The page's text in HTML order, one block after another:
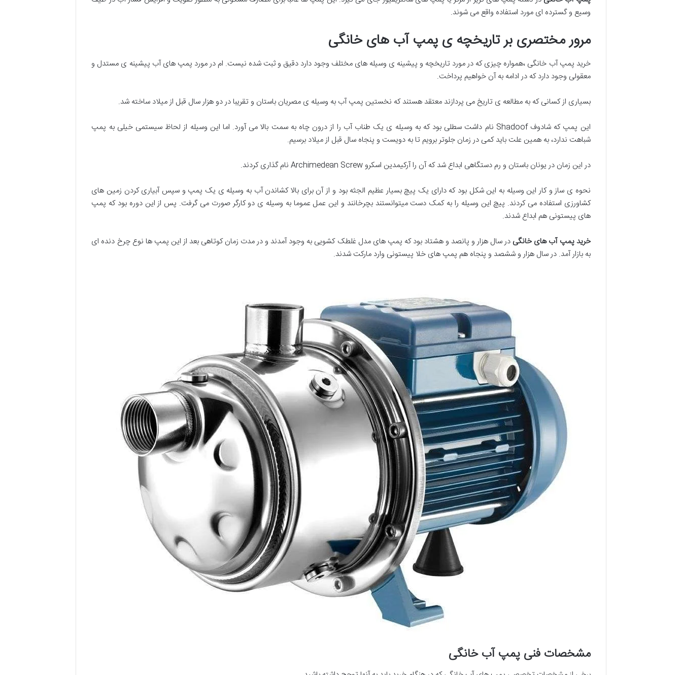
وسیع و گسترده ای مورد استفاده واقع می شوند.
مرور مختصری بر تاریخچه ی پمپ آب های خانگی
خرید پمپ آب خانگی ،همواره چیزی که در مورد تاریخچه و پیشینه ی وسیله های مختلف وجود دارد دقیق و ثبت شده نیست. ام در مورد پمپ های آب پیشینه ی مستدل و
معقولی وجود دارد که در ادامه به آن خواهیم پرداخت.
بسیاری از کسانی که به مطالعه ی تاریخ می پردازند معتقد هستند که نخستین پمپ آب به وسیله ی مصریان باستان و تقریبا در دو هزار سال قبل از میلاد ساخته شد.
این پمپ که شادوف Shadoof نام داشت سطلی بود که به وسیله ی یک طناب آب را از درون چاه به سمت بالا می آورد. اما این وسیله از لحاظ سیستمی خیلی به پمپ
شباهت ندارد، به همین علت باید کمی در زمان جلوتر برویم تا به دویست و پنجاه سال قبل از میلاد برسیم.
در این زمان در یونان باستان و رم دستگاهی ابداع شد که آن را آرکیمدین اسکرو Archimedean Screw نام گذاری کردند.
نحوه ی ساز و کار این وسیله به این شکل بود که دارای یک پیچ بسیار عظیم الجثه بود و از آن برای بالا کشاندن آب به وسیله ی یک پمپ و سپس آبیاری کردن زمین های
کشاورزی استفاده می کردند. پیچ این وسیله را به کمک دست میتوانستند بچرخانند و این عمل عموما به وسیله ی دو کارگر صورت می گرفت. پس از این دوره بود که پمپ
های پیستونی هم ابداع شدند.
خرید پمپ آب های خانگی در سال هزار و پانصد و هشتاد بود که پمپ های مدل غلطک کشویی به وجود آمدند و در مدت زمان کوتاهی بعد از این پمپ ها نوع چرخ دنده ای
به بازار آمد. در سال هزار و ششصد و پنجاه هم پمپ های خلا پیستونی وارد مارکت شدند.
مشخصات فنی پمپ آب خانگی